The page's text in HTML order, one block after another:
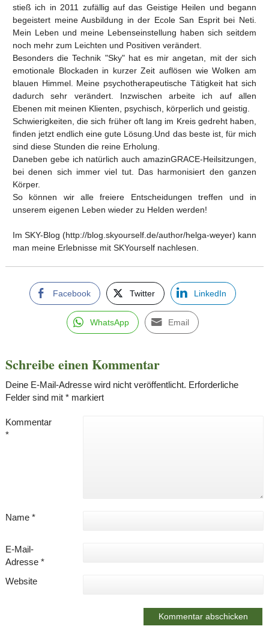
stieß ich in 2011 zufällig auf das Geistige Heilen und begann
begeistert meine Ausbildung in der Ecole San Esprit bei Neti.
Mein Leben und meine Lebenseinstellung haben sich seitdem
noch mehr zum Leichten und Positiven verändert.
Besonders die Technik "Sky" hat es mir angetan, mit der sich
emotionale Blockaden in kurzer Zeit auflösen wie Wolken am
blauen Himmel. Meine psychotherapeutische Tätigkeit hat sich
dadurch sehr verändert. Inzwischen arbeite ich auf allen
Ebenen mit meinen Klienten, psychisch, körperlich und geistig.
Schwierigkeiten, die sich früher oft lang im Kreis gedreht haben,
finden jetzt endlich eine gute Lösung.Und das beste ist, für mich
sind diese Stunden die reine Erholung.
Daneben gebe ich natürlich auch amazinGRACE-Heilsitzungen,
bei denen sich immer viel tut. Das harmonisiert den ganzen
Körper.
So können wir alle freiere Entscheidungen treffen und in
unserem eigenen Leben wieder zu Helden werden!
Im SKY-Blog (http://blog.skyourself.de/author/helga-weyer) kann
man meine Erlebnisse mit SKYourself nachlesen.
Facebook Twitter LinkedIn
WhatsApp Email
Schreibe einen Kommentar
Deine E-Mail-Adresse wird nicht veröffentlicht. Erforderliche
Felder sind mit *markiert
Kommentar
*
Name *
E-Mail-
Adresse *
Website